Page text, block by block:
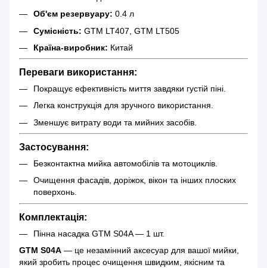
Об'єм резервуару: 0.4 л
Сумісність: GTM LT407, GTM LT505
Країна-виробник: Китай
Переваги використання:
Покращує ефективність миття завдяки густій піні.
Легка конструкція для зручного використання.
Зменшує витрату води та мийних засобів.
Застосування:
Безконтактна мийка автомобілів та мотоциклів.
Очищення фасадів, доріжок, вікон та інших плоских
поверхонь.
Комплектація:
Пінна насадка GTM S04A — 1 шт.
GTM S04A — це незамінний аксесуар для вашої мийки,
який зробить процес очищення швидким, якісним та